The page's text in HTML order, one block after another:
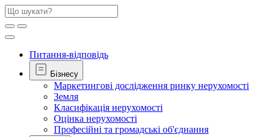
Питання-відповідь
Бізнесу
Маркетингові дослідження ринку нерухомості
Земля
Класифікація нерухомості
Оцінка нерухомості
Професійні та громадські об'єднання